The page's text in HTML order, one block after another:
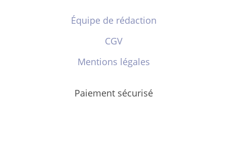
Équipe de rédaction
CGV
Mentions légales
Paiement sécurisé